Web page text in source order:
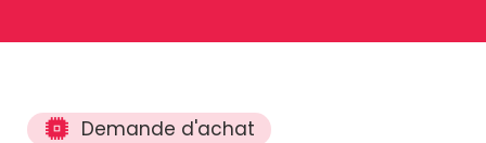
Demande d'achat